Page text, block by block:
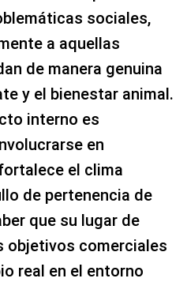
sociales,
a aquellas
de manera genuina
y el bienestar animal.
interno es
en
el clima
de pertenencia de
que su lugar de
objetivos comerciales
real en el entorno